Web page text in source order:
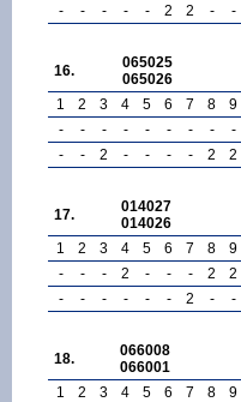
-
- - - - 2 2 - -
16.
065025
065026
1
2 3 4 5 6 7 8 9
-
- - - - - - - -
-
- 2 - - - - 2 2
17.
014027
014026
1
2 3 4 5 6 7 8 9
-
- - 2 - - - 2 2
-
- - - - - 2 - -
18.
066008
066001
1
2 3 4 5 6 7 8 9